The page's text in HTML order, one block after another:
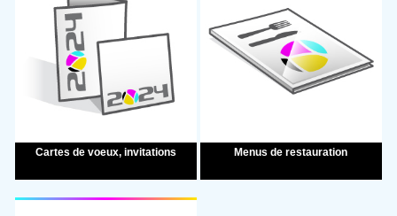
EXTRAS
Création des documents d'exécution
Collecte
Livraison
Livraison & installation
DÉTAILS SUPPLÉMENTAIRES
Cartes de voeux, invitations Menus de restauration